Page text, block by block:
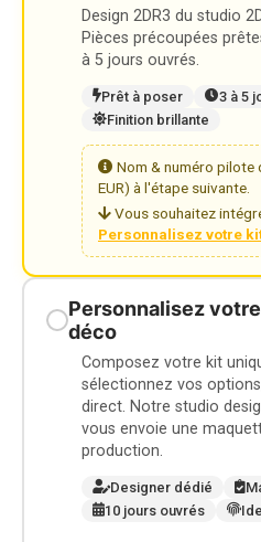
Design 2DR3 du studio
Pièces précoupées
à 5 jours ouvrés.
Prêt à poser
3 à 5
Finition brillante
Nom & numéro pilote
EUR) à l'étape suivante.
Vous souhaitez
Personnalisez votre
Personnalisez
déco
Composez votre kit
sélectionnez vos
direct. Notre studio
vous envoie une
production.
Designer dédié
10 jours ouvrés